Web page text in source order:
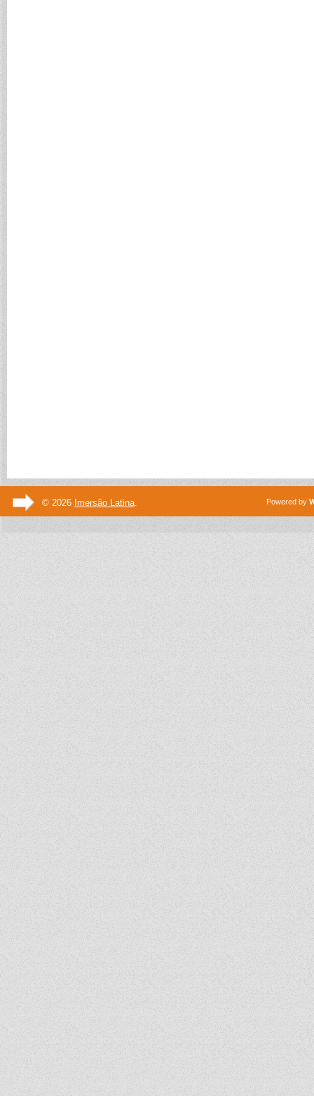
© 2026 Imersão Latina. Powered by